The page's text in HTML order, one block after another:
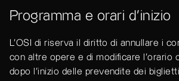
Programma e orari d’inizio
L’OSI di riserva il diritto di annullare i
con altre opere e di modificare l'orario
dopo l'inizio delle prevendite dei